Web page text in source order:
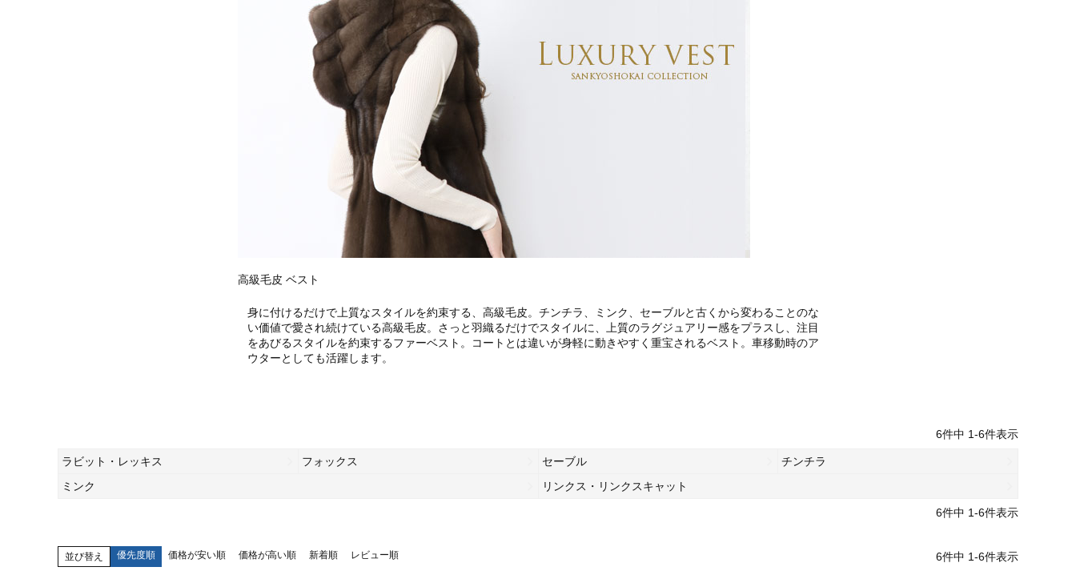
高級毛皮 ベスト
身に付けるだけで上質なスタイルを約束する、高級毛皮。チンチラ、ミンク、セーブルと古くから変わることのな
い価値で愛され続けている高級毛皮。さっと羽織るだけでスタイルに、上質のラグジュアリー感をプラスし、注目
をあびるスタイルを約束するファーベスト。コートとは違いが身軽に動きやすく重宝されるベスト。車移動時のア
ウターとしても活躍します。
6件中 1-6件表示
ラビット・レッキス フォックス セーブル
チンチラ
ミンク
リンクス・リンクスキャット
6件中 1-6件表示
並び替え 優先度順 価格が安い順 価格が高い順 新着順 レビュー順 6件中 1-6件表示